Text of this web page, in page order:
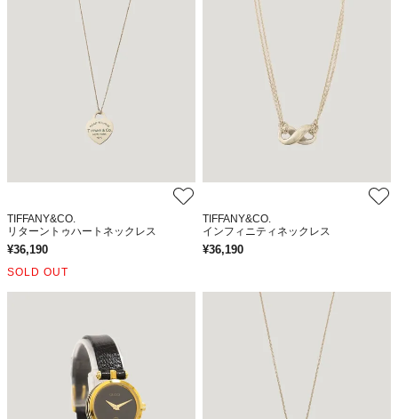
TIFFANY&CO.
リターントゥハートネックレス
¥36,190
SOLD OUT
TIFFANY&CO.
インフィニティネックレス
¥36,190